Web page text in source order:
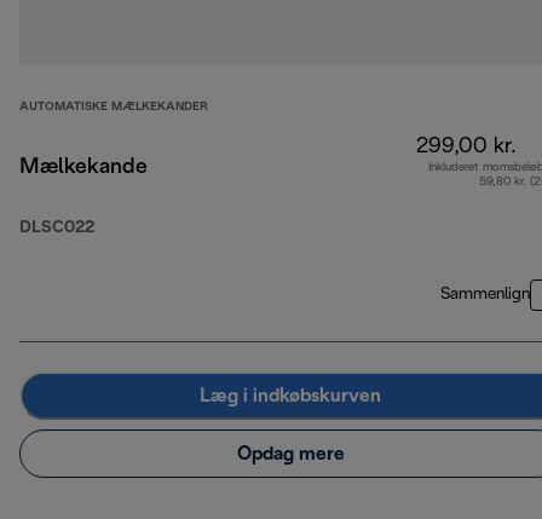
AUTOMATISKE MÆLKEKANDER
Mælkekande
DLSC022
299,00 kr.
Inkluderet
59,80 kr.
Sammenlign
Læg i indkøbskurven
Opdag mere